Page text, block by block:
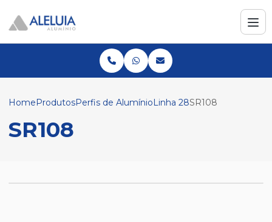
HomeProdutosPerfis de AlumínioLinha 28SR108
SR108